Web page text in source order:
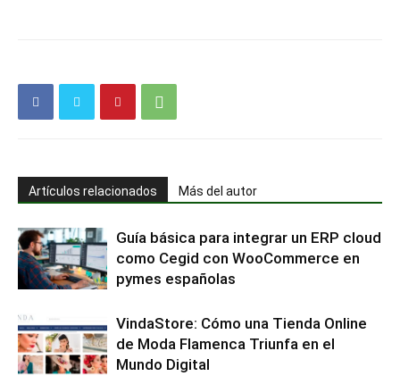
Artículos relacionados Más del autor
Guía básica para integrar un ERP cloud
como Cegid con WooCommerce en
pymes españolas
VindaStore: Cómo una Tienda Online
de Moda Flamenca Triunfa en el
Mundo Digital